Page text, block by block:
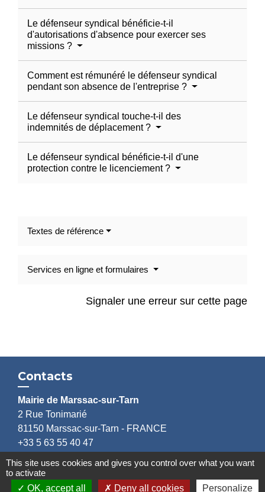
Le défenseur syndical bénéficie-t-il
d'autorisations d'absence pour exercer ses
missions ?
Comment est rémunéré le défenseur syndical
pendant son absence de l'entreprise ?
Le défenseur syndical touche-t-il des
indemnités de déplacement ?
Le défenseur syndical bénéficie-t-il d'une
protection contre le licenciement ?
Textes de référence
Services en ligne et formulaires
Signaler une erreur sur cette page
Contacts
Mairie de Marssac-sur-Tarn
2 Rue Tonimarié
81150 Marssac-sur-Tarn - FRANCE
+33 5 63 55 40 47
accueil@marssac-sur-tarn.fr
Lien vers les HORAIRES et CONTACTS
This site uses cookies and gives you control over what you want
to activate
OK, accept all
Deny all cookies Personalize